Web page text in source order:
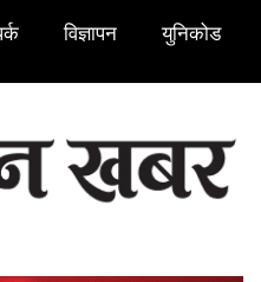
विज्ञापन युनिकोड